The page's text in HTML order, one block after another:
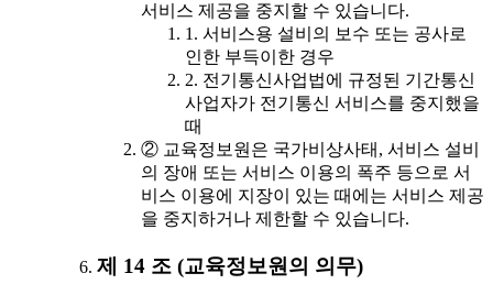
서비스 제공을 중지할 수 있습니다.
1. 서비스용 설비의 보수 또는 공사로
인한 부득이한 경우
2. 전기통신사업법에 규정된 기간통신
사업자가 전기통신 서비스를 중지했을
때
② 교육정보원은 국가비상사태, 서비스 설비
의 장애 또는 서비스 이용의 폭주 등으로 서
비스 이용에 지장이 있는 때에는 서비스 제공
을 중지하거나 제한할 수 있습니다.
제 14 조 (교육정보원의 의무)